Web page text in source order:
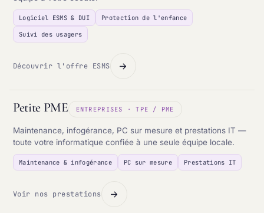
Logiciel ESMS & DUI
Protection de l'enfance
Suivi des usagers
Découvrir l'offre ESMS
Petite PME ENTREPRISES · TPE / PME
Maintenance, infogérance, PC sur mesure et prestations IT —
toute votre informatique confiée à une seule équipe locale.
Maintenance & infogérance PC sur mesure Prestations IT
Voir nos prestations